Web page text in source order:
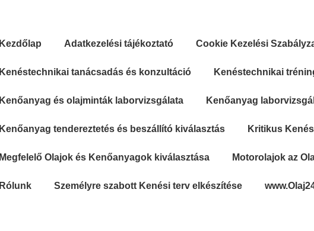
Kezdőlap Adatkezelési tájékoztató Cookie Kezelési
Kenéstechnikai tanácsadás és konzultáció Kenéstechnikai
Kenőanyag és olajminták laborvizsgálata Kenőanyag
Kenőanyag tendereztetés és beszállító kiválasztás Kritikus
Megfelelő Olajok és Kenőanyagok kiválasztása Motorolajok az
Rólunk Személyre szabott Kenési terv elkészítése